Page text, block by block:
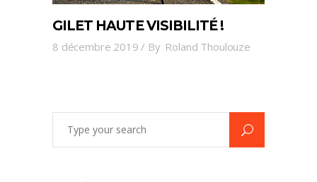
GILET HAUTE VISIBILITÉ !
8 décembre 2019 By Roland Thoulouze